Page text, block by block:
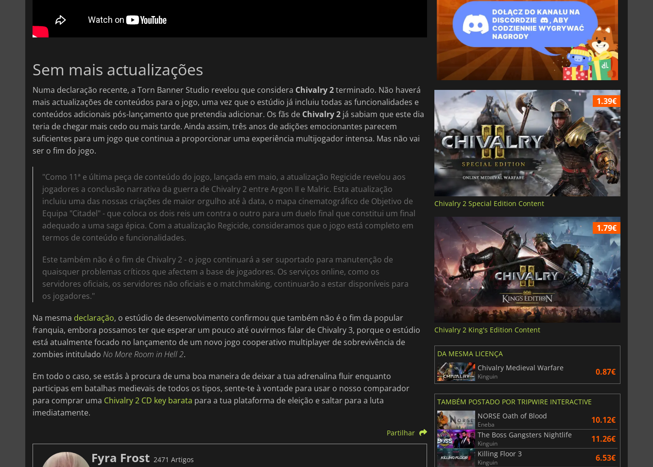
Sem mais actualizações
Numa declaração recente, a Torn Banner Studio revelou que considera Chivalry 2terminado. Não haverá
mais actualizações de conteúdos para o jogo, uma vez que o estúdio já incluiu todas as funcionalidades e
conteúdos adicionais pós-lançamento que pretendia adicionar. Os fãs de Chivalry 2 já sabiam que este dia
teria de chegar mais cedo ou mais tarde. Ainda assim, três anos de adições emocionantes parecem
suficientes para um jogo que continua a proporcionar uma experiência multijogador intensa. Mas não vai
ser o fim do jogo.
"Como 11ª e última peça de conteúdo do jogo, lançada em maio, a atualização Regicide revelou aos
jogadores a conclusão narrativa da guerra de Chivalry 2 entre Argon II e Malric. Esta atualização
incluiu uma das nossas criações de maior orgulho até à data, o mapa cinematográfico de Objetivo de
Equipa "Citadel" - que coloca os dois reis um contra o outro para um duelo final que constitui um final
adequado a uma saga épica. Com a atualização Regicide, consideramos que o jogo está completo em
termos de conteúdo e funcionalidades.
Este também não é o fim de Chivalry 2 - o jogo continuará a ser suportado para manutenção de
quaisquer problemas críticos que afectem a base de jogadores. Os serviços online, como os
servidores oficiais, os servidores não oficiais e o matchmaking, continuarão a estar disponíveis para
os jogadores."
Na mesma declaração, o estúdio de desenvolvimento confirmou que também não é o fim da popular
franquia, embora possamos ter que esperar um pouco até ouvirmos falar de Chivalry 3, porque o estúdio
está atualmente focado no lançamento de um novo jogo cooperativo multiplayer de sobrevivência de
zombies intitulado No More Room in Hell 2.
Em todo o caso, se estás à procura de uma boa maneira de deixar a tua adrenalina fluir enquanto
participas em batalhas medievais de todos os tipos, sente-te à vontade para usar o nosso comparador
para comprar uma Chivalry 2 CD key barata para a tua plataforma de eleição e saltar para a luta
imediatamente.
Partilhar
Fyra Frost 2471 Artigos
1.39€
Chivalry 2 Special Edition Content
1.79€
Chivalry 2 King's Edition Content
DA MESMA LICENÇA
Chivalry Medieval Warfare
Kinguin 0.87€
TAMBÉM POSTADO POR TRIPWIRE INTERACTIVE
NORSE Oath of Blood
Eneba 10.12€
The Boss Gangsters Nightlife
Kinguin 11.26€
Killing Floor 3
Kinguin 6.53€